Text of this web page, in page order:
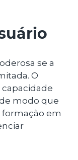
se a
O
modo que
em